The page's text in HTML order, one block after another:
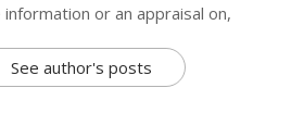
information or an appraisal on,
See author's posts